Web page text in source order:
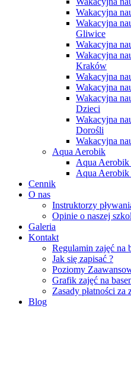
Wakacyjna
Wakacyjna
Gliwice
Wakacyjna
Wakacyjna
Kraków
Wakacyjna
Wakacyjna
Wakacyjna
Dzieci
Wakacyjna
Dorośli
Wakacyjna
Aqua Aerobik
Aqua
Aqua
Cennik
O nas
Instruktorzy
Opinie o naszej
Galeria
Kontakt
Regulamin zajęć na
Jak się zapisać ?
Poziomy
Grafik zajęć na
Zasady płatności za
Blog